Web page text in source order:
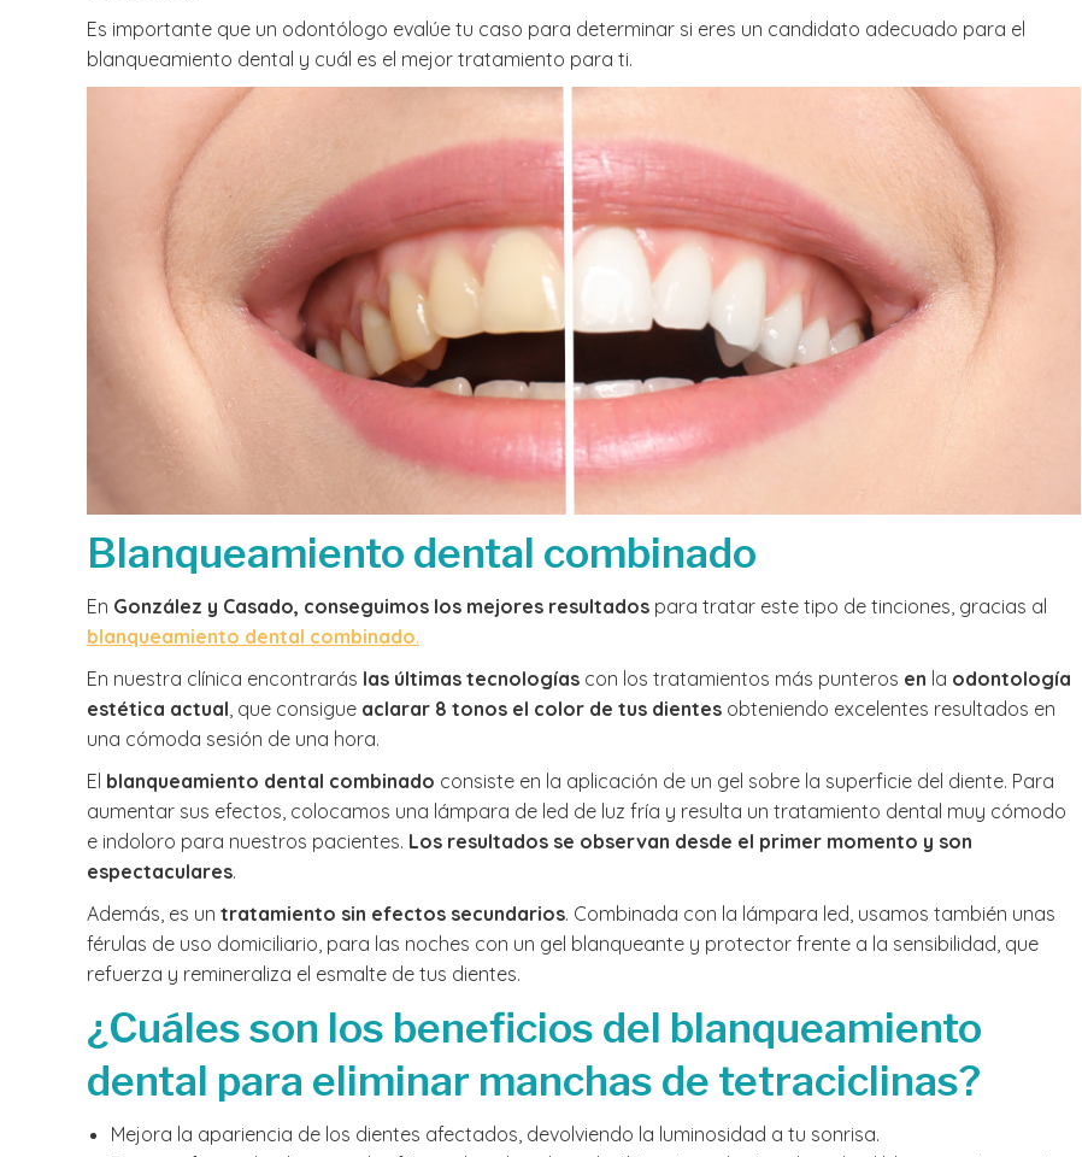
Es importante que un odontólogo evalúe tu caso para determinar si eres un candidato adecuado para el
blanqueamiento dental y cuál es el mejor tratamiento para ti.
Blanqueamiento dental combinado
En González y Casado, conseguimos los mejores resultados para tratar este tipo de tinciones, gracias al
blanqueamiento dental combinado.
En nuestra clínica encontrarás las últimas tecnologías con los tratamientos más punteros en la odontología
estética actual , que consigue aclarar 8 tonos el color de tus dientes obteniendo excelentes resultados en
una cómoda sesión de una hora.
El blanqueamiento dental combinado consiste en la aplicación de un gel sobre la superficie del diente. Para
aumentar sus efectos, colocamos una lámpara de led de luz fría y resulta un tratamiento dental muy cómodo
e indoloro para nuestros pacientes. Los resultados se observan desde el primer momento y son
espectaculares.
Además, es un tratamiento sin efectos secundarios. Combinada con la lámpara led, usamos también unas
férulas de uso domiciliario, para las noches con un gel blanqueante y protector frente a la sensibilidad, que
refuerza y remineraliza el esmalte de tus dientes.
¿Cuáles son los beneficios del blanqueamiento
dental para eliminar manchas de tetraciclinas?
Mejora la apariencia de los dientes afectados, devolviendo la luminosidad a tu sonrisa.